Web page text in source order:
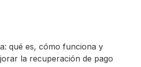
qué es, cómo funciona y
la recuperación de pago